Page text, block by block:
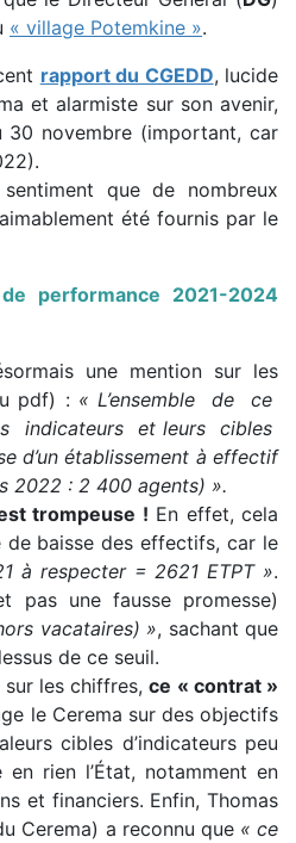
« village Potemkine ».
rapport du CGEDD, lucide
et alarmiste sur son avenir,
30 novembre (important, car
que de nombreux
été fournis par le
performance 2021-2024
une mention sur les
pdf) : « L’ensemble de ce
indicateurs et leurs cibles
d’un établissement à effectif
2022 : 2 400 agents) ».
trompeuse ! En effet, cela
de baisse des effectifs, car le
à respecter = 2621 ETPT ».
pas une fausse promesse)
vacataires) », sachant que
de ce seuil.
sur les chiffres,ce « contrat »
le Cerema sur des objectifs
cibles d’indicateurs peu
en rien l’État, notamment en
et financiers. Enfin, Thomas
Cerema) a reconnu que« ce